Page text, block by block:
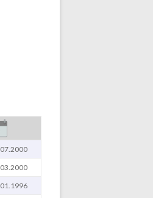
07.2000
03.2000
01.1996